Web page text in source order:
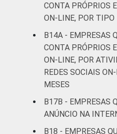
CONTA PRÓPRIOS
ON-LINE, POR TIPO
B14A - EMPRESAS
CONTA PRÓPRIOS
ON-LINE, POR
REDES SOCIAIS
MESES
B17B - EMPRESAS
ANÚNCIO NA
B18 - EMPRESAS